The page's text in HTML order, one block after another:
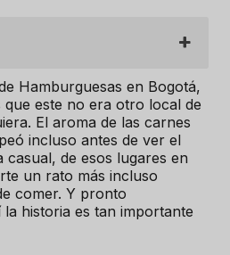
Hamburguesas en Bogotá,
que este no era otro local de
El aroma de las carnes
incluso antes de ver el
casual, de esos lugares en
un rato más incluso
comer. Y pronto
historia es tan importante